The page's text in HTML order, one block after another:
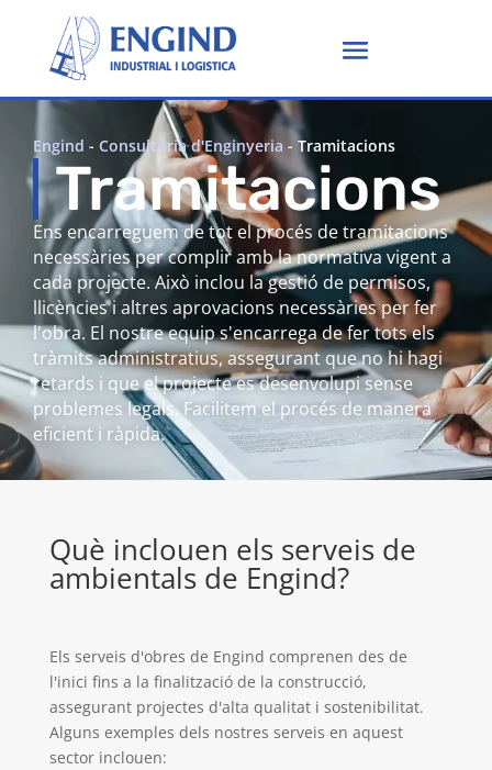
Engind - Consultoria d'Enginyeria - Tramitacions
Tramitacions
Ens encarreguem de tot el procés de tramitacions
necessàries per complir amb la normativa vigent a
cada projecte. Això inclou la gestió de permisos,
llicències i altres aprovacions necessàries per fer
l'obra. El nostre equip s'encarrega de fer tots els
tràmits administratius, assegurant que no hi hagi
retards i que el projecte es desenvolupi sense
problemes legals. Facilitem el procés de manera
eficient i ràpida.
Què inclouen els serveis de
ambientalsde Engind?
Els serveis d'obres de Engind comprenen des de
l'inici fins a la finalització de la construcció,
assegurant projectes d'alta qualitat i sostenibilitat.
Alguns exemples dels nostres serveis en aquest
sector inclouen: